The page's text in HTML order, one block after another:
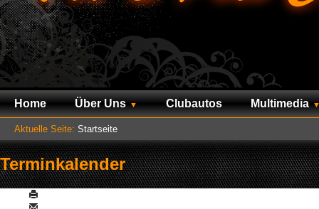
Home Über Uns Clubautos Multimedia
Aktuelle Seite: Startseite
Terminkalender